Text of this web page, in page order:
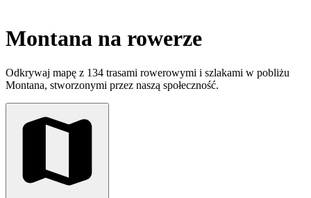
Montana na rowerze
Odkrywaj mapę z 134 trasami rowerowymi i szlakami w pobliżu
Montana, stworzonymi przez naszą społeczność.